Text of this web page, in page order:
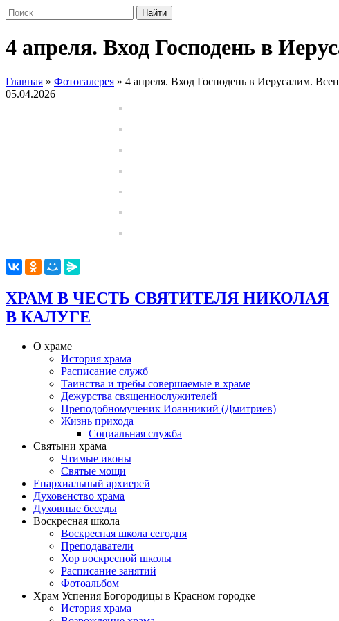
4 апреля. Вход Господень в
Главная » Фотогалерея » 4 апреля. Вход Господень в Иерусалим.
05.04.2026
ХРАМ В ЧЕСТЬ СВЯТИТЕЛЯ НИКОЛАЯ
В КАЛУГЕ
О храме
История храма
Расписание служб
Таинства и требы совершаемые в храме
Дежурства священнослужителей
Преподобномученик Иоанникий (Дмитриев)
Жизнь прихода
Социальная служба
Святыни храма
Чтимые иконы
Святые мощи
Епархиальный архиерей
Духовенство храма
Духовные беседы
Воскресная школа
Воскресная школа сегодня
Преподаватели
Хор воскресной школы
Расписание занятий
Фотоальбом
Храм Успения Богородицы в Красном городке
История храма